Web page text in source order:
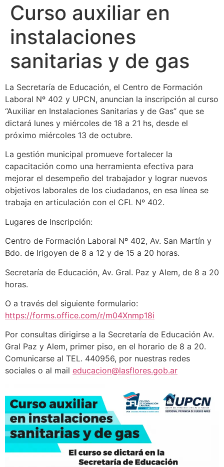
Curso auxiliar en
instalaciones
sanitarias y de gas
La Secretaría de Educación, el Centro de Formación
Laboral Nº 402 y UPCN, anuncian la inscripción al curso
“Auxiliar en Instalaciones Sanitarias y de Gas” que se
dictará lunes y miércoles de 18 a 21 hs, desde el
próximo miércoles 13 de octubre.
La gestión municipal promueve fortalecer la
capacitación como una herramienta efectiva para
mejorar el desempeño del trabajador y lograr nuevos
objetivos laborales de los ciudadanos, en esa línea se
trabaja en articulación con el CFL Nº 402.
Lugares de Inscripción:
Centro de Formación Laboral Nº 402, Av. San Martín y
Bdo. de Irigoyen de 8 a 12 y de 15 a 20 horas.
Secretaría de Educación, Av. Gral. Paz y Alem, de 8 a 20
horas.
O a través del siguiente formulario:
https://forms.office.com/r/m04Xnmp18i
Por consultas dirigirse a la Secretaría de Educación Av.
Gral Paz y Alem, primer piso, en el horario de 8 a 20.
Comunicarse al TEL. 440956, por nuestras redes
sociales o al mail educacion@lasflores.gob.ar